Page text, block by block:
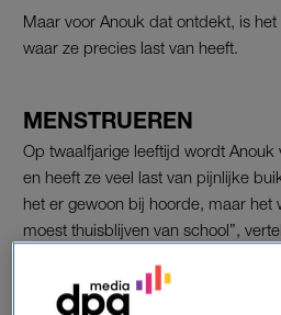
Maar voor Anouk dat ontdekt, is
waar ze precies last van heeft.
MENSTRUEREN
Op twaalfjarige leeftijd wordt Anouk
en heeft ze veel last van pijnlijke
het er gewoon bij hoorde, maar het
moest thuisblijven van school”,
Het verbaast de tiener dat haar
geen last hebben van